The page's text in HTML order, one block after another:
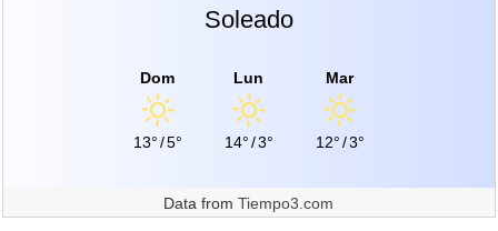
Soleado
Dom
13°/5°
Lun
14°/3°
Mar
12°/3°
Data fromTiempo3.com